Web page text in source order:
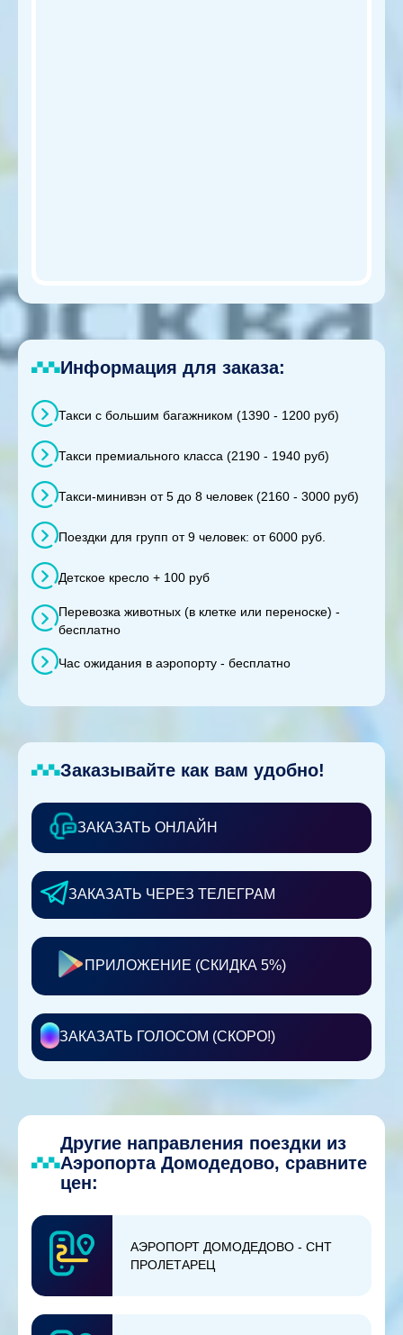
Информация для заказа:
Такси с большим багажником (1390 - 1200 руб)
Такси премиального класса (2190 - 1940 руб)
Такси-минивэн от 5 до 8 человек (2160 - 3000 руб)
Поездки для групп от 9 человек: от 6000 руб.
Детское кресло + 100 руб
Перевозка животных (в клетке или переноске) -
бесплатно
Час ожидания в аэропорту - бесплатно
Заказывайте как вам удобно!
ЗАКАЗАТЬ ОНЛАЙН
ЗАКАЗАТЬ ЧЕРЕЗ ТЕЛЕГРАМ
ПРИЛОЖЕНИЕ (СКИДКА 5%)
ЗАКАЗАТЬ ГОЛОСОМ (СКОРО!)
Другие направления поездки из
Аэропорта Домодедово, сравните
цен:
АЭРОПОРТ ДОМОДЕДОВО - СНТ
ПРОЛЕТАРЕЦ